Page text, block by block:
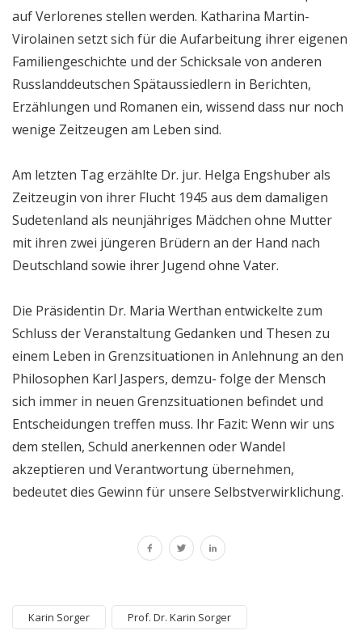
auf Verlorenes stellen werden. Katharina Martin-
Virolainen setzt sich für die Aufarbeitung ihrer eigenen
Familiengeschichte und der Schicksale von anderen
Russlanddeutschen Spätaussiedlern in Berichten,
Erzählungen und Romanen ein, wissend dass nur noch
wenige Zeitzeugen am Leben sind.
Am letzten Tag erzählte Dr. jur. Helga Engshuber als
Zeitzeugin von ihrer Flucht 1945 aus dem damaligen
Sudetenland als neunjähriges Mädchen ohne Mutter
mit ihren zwei jüngeren Brüdern an der Hand nach
Deutschland sowie ihrer Jugend ohne Vater.
Die Präsidentin Dr. Maria Werthan entwickelte zum
Schluss der Veranstaltung Gedanken und Thesen zu
einem Leben in Grenzsituationen in Anlehnung an den
Philosophen Karl Jaspers, demzu- folge der Mensch
sich immer in neuen Grenzsituationen befindet und
Entscheidungen treffen muss. Ihr Fazit: Wenn wir uns
dem stellen, Schuld anerkennen oder Wandel
akzeptieren und Verantwortung übernehmen,
bedeutet dies Gewinn für unsere Selbstverwirklichung.
Karin Sorger Prof. Dr. Karin Sorger